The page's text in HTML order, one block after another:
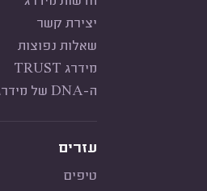
יצירת קשר
שאלות נפוצות
מידרג TRUST
ה-DNA של מידרג
עזרים
טיפים